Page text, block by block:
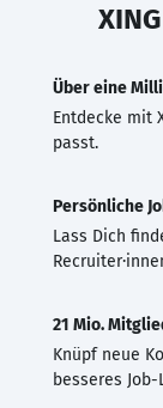
Über eine
Entdecke mit
passt.
Persönliche
Lass Dich
21 Mio.
Knüpf neue
besseres Job-